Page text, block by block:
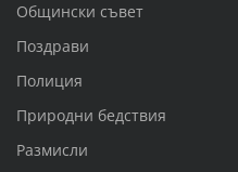
Общински съвет
Поздрави
Полиция
Природни бедствия
Размисли